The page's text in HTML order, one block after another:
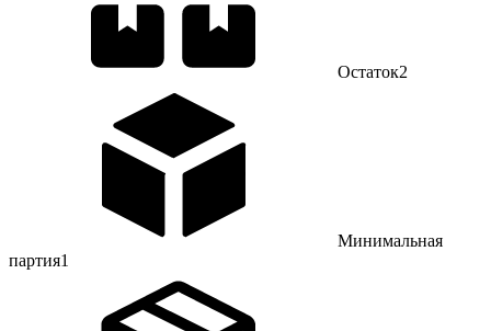
Остаток2
Минимальная
партия1